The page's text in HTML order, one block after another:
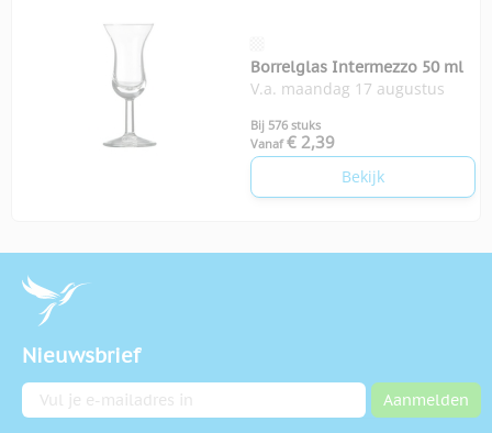
Borrelglas Intermezzo 50 ml
V.a. maandag 17 augustus
Bij 576 stuks
Vanaf € 2,39
Bekijk
Nieuwsbrief
E-mailadres Aanmelden